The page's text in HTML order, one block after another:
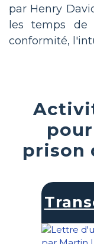
par Henry
les temps
conformité,
prison